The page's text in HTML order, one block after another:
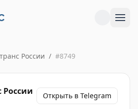
России / #8749
Открыть в Telegram